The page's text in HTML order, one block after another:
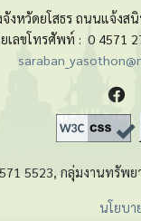
จังหวัดยโสธร ถนนแจ้งส
เลขโทรศัพท์ : 0 4571
5523, กลุ่มงานทรัพ
นโยบา